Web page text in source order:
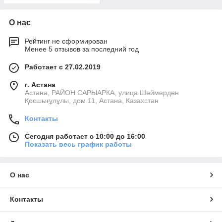
О нас
Рейтинг не сформирован
Менее 5 отзывов за последний год
Работает с 27.02.2019
г. Астана
Астана, РАЙОН САРЫАРКА, улица Шәймерден
Қосшығұлұлы, дом 11, Астана, Казахстан
Контакты
Сегодня работает с 10:00 до 16:00
Показать весь график работы
О нас
Контакты